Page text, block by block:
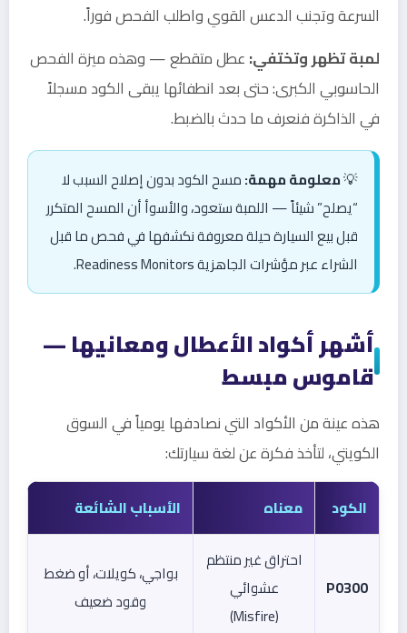
السرعة وتجنب الدعس القوي واطلب الفحص فوراً.
لمبة تظهر وتختفي: عطل متقطع — وهذه ميزة الفحص
الحاسوبي الكبرى: حتى بعد انطفائها يبقى الكود مسجلاً
في الذاكرة فنعرف ما حدث بالضبط.
💡معلومة مهمة:مسح الكود بدون إصلاح السبب لا
“يصلح” شيئاً — اللمبة ستعود، والأسوأ أن المسح المتكرر
قبل بيع السيارة حيلة معروفة نكشفها في فحص ما قبل
الشراء عبر مؤشرات الجاهزية Readiness Monitors.
أشهر أكواد الأعطال ومعانيها —
قاموس مبسط
هذه عينة من الأكواد التي نصادفها يومياً في السوق
الكويتي، لتأخذ فكرة عن لغة سيارتك:
الكود معناه الأسباب الشائعة
P0300
احتراق غير منتظم
عشوائي
(Misfire)
بواجي، كويلات، أو ضغط
وقود ضعيف